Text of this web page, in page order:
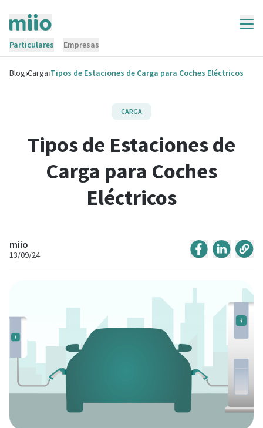
Particulares Empresas
Blog›Carga›Tipos de Estaciones de Carga para Coches Eléctricos
CARGA
Tipos de Estaciones de
Carga para Coches
Eléctricos
miio
13/09/24